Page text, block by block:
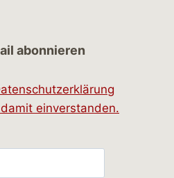
abonnieren
einverstanden.